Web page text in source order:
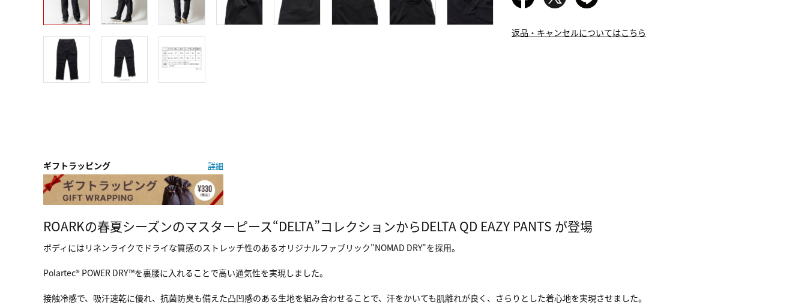
返品・キャンセルについてはこちら
ギフトラッピング 詳細
ROARKの春夏シーズンのマスターピース“DELTA”コレクションからDELTA QD EAZY PANTS が登場
ボディにはリネンライクでドライな質感のストレッチ性のあるオリジナルファブリック"NOMAD DRY"を採用。
Polartec® POWER DRY™を裏腰に入れることで高い通気性を実現しました。
接触冷感で、吸汗速乾に優れ、抗菌防臭も備えた凸凹感のある生地を組み合わせることで、汗をかいても肌離れが良く、さらりとした着心地を実現させました。